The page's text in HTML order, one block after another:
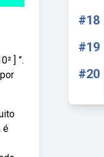
] ”.
é
#18
#19
#20